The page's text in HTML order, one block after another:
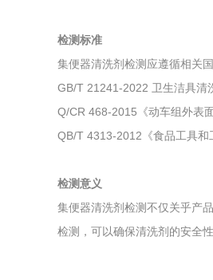
检测标准
集便器清洗剂检测应遵循相关
GB/T 21241-2022 卫生洁具清
Q/CR 468-2015《动车组外表面
QB/T 4313-2012《食品工具和
检测意义
集便器清洗剂检测不仅关乎产
检测，可以确保清洗剂的安全